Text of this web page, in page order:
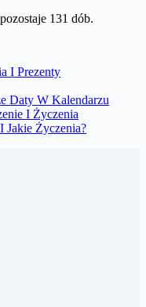
131 dób.
I Prezenty
Daty W Kalendarzu
I Życzenia
Życzenia?